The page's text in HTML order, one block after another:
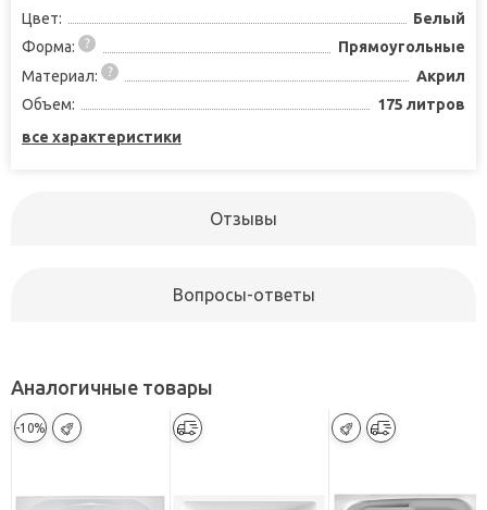
Цвет:
Белый
Форма:
Прямоугольные
Материал:
Акрил
Объем:
175 литров
все характеристики
Отзывы
Вопросы-ответы
Аналогичные товары
-10%